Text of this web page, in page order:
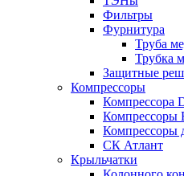
Фильтры
Фурнитура
Труба
Трубка
Защитные
Компрессоры
Компрессора
Компрессоры
СК Атлант
Крыльчатки